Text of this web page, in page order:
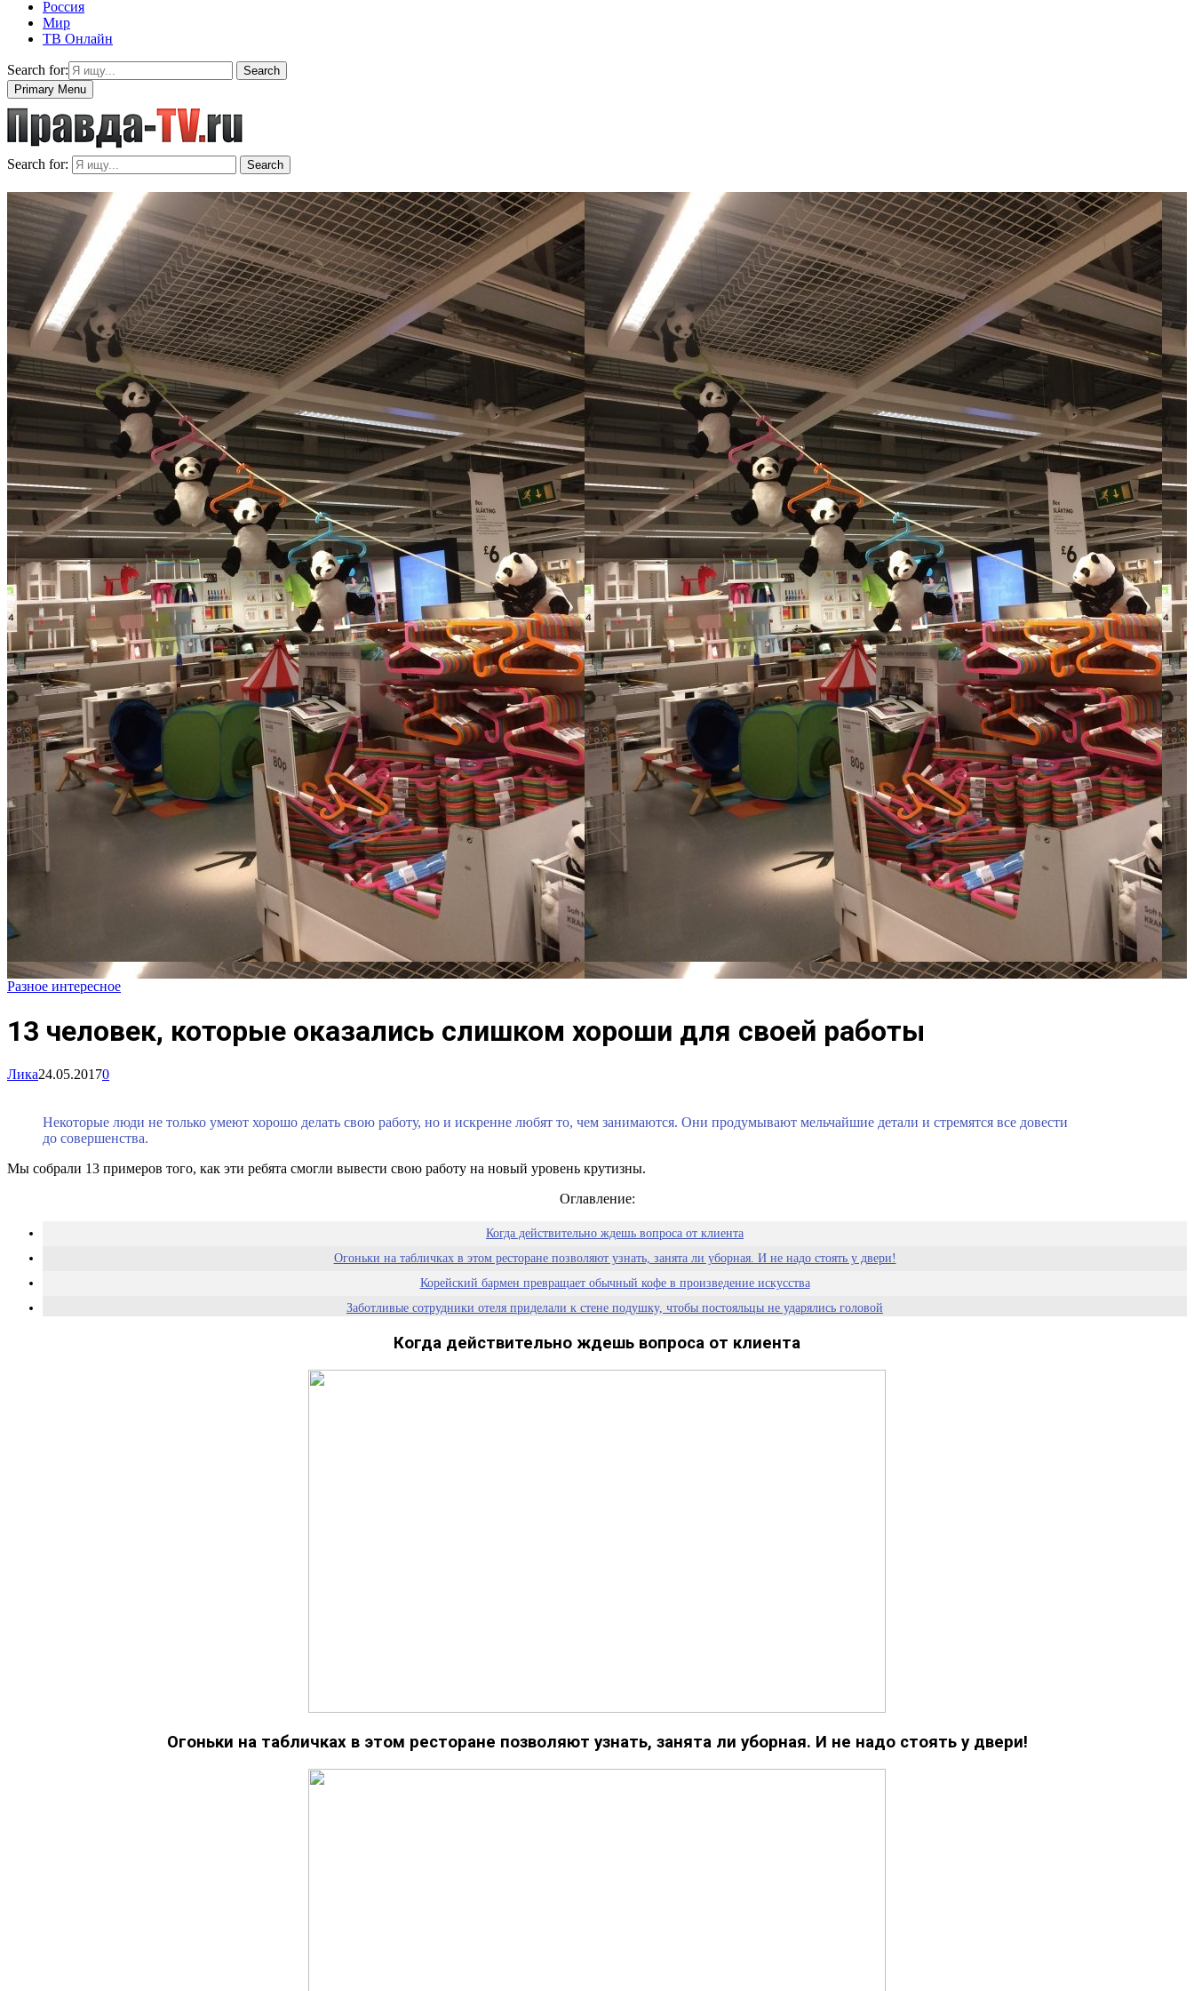
Россия
Мир
ТВ Онлайн
Search for:
Search
Primary Menu
Search for: Search
Разное интересное
13 человек, которые оказались слишком хороши для своей работы
Лика24.05.20170
Некоторые люди не только умеют хорошо делать свою работу, но и искренне любят то, чем занимаются. Они продумывают мельчайшие детали и стремятся все довести
до совершенства.
Мы собрали 13 примеров того, как эти ребята смогли вывести свою работу на новый уровень крутизны.
Оглавление:
Когда действительно ждешь вопроса от клиента
Огоньки на табличках в этом ресторане позволяют узнать, занята ли уборная. И не надо стоять у двери!
Корейский бармен превращает обычный кофе в произведение искусства
Заботливые сотрудники отеля приделали к стене подушку, чтобы постояльцы не ударялись головой
Лифт здания парковки, где у каждого этажа есть забавное название и своя картинка. Так посетители точно не забудут, где оставили машину
Зеркало в магазине одежды, позволяющее увидеть, как вы будете выглядеть в «лучах» вечернего, дневного и офисного освещения
Когда действительно ждешь вопроса от клиента
Огоньки на табличках в этом ресторане позволяют узнать, занята ли уборная. И не надо стоять у двери!